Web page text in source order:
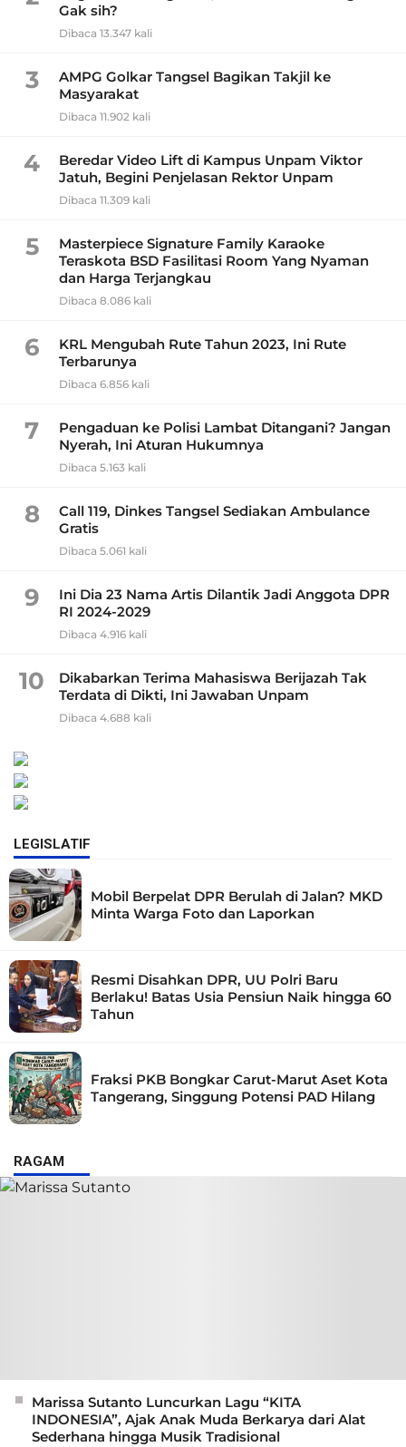
Gak sih?
Dibaca 13.347 kali
3
AMPG Golkar Tangsel Bagikan Takjil ke
Masyarakat
Dibaca 11.902 kali
4
Beredar Video Lift di Kampus Unpam Viktor
Jatuh, Begini Penjelasan Rektor Unpam
Dibaca 11.309 kali
5
Masterpiece Signature Family Karaoke
Teraskota BSD Fasilitasi Room Yang Nyaman
dan Harga Terjangkau
Dibaca 8.086 kali
6
KRL Mengubah Rute Tahun 2023, Ini Rute
Terbarunya
Dibaca 6.856 kali
7
Pengaduan ke Polisi Lambat Ditangani? Jangan
Nyerah, Ini Aturan Hukumnya
Dibaca 5.163 kali
8
Call 119, Dinkes Tangsel Sediakan Ambulance
Gratis
Dibaca 5.061 kali
9
Ini Dia 23 Nama Artis Dilantik Jadi Anggota DPR
RI 2024-2029
Dibaca 4.916 kali
10
Dikabarkan Terima Mahasiswa Berijazah Tak
Terdata di Dikti, Ini Jawaban Unpam
Dibaca 4.688 kali
LEGISLATIF
Mobil Berpelat DPR Berulah di Jalan? MKD
Minta Warga Foto dan Laporkan
Resmi Disahkan DPR, UU Polri Baru
Berlaku! Batas Usia Pensiun Naik hingga 60
Tahun
Fraksi PKB Bongkar Carut-Marut Aset Kota
Tangerang, Singgung Potensi PAD Hilang
RAGAM
Marissa Sutanto Luncurkan Lagu “KITA
INDONESIA”, Ajak Anak Muda Berkarya dari Alat
Sederhana hingga Musik Tradisional